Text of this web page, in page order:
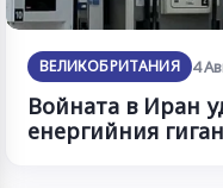
ВЕЛИКОБРИТАНИЯ 4
Войната в Иран
енергийния